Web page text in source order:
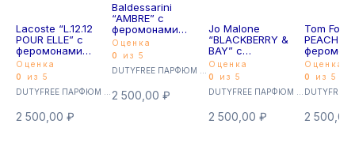
Lacoste “L.12.12
POUR ELLE” с
феромонами
35мл
Оценка
0
из 5
2 500,00 ₽
Baldessarini
“AMBRE” с
феромонами
35мл
Оценка
0
из 5
2 500,00₽
Jo Malone
“BLACKBERRY &
BAY” с
феромонами
35мл
Оценка
0
из 5
2 500,00 ₽
Tom Ford
PEACH” с
35мл
Оценка
0
из 5
2 500,00